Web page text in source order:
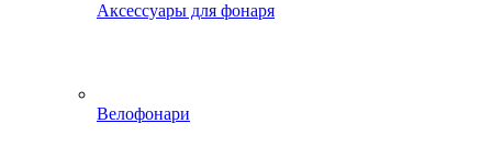
Аксессуары для фонаря
Велофонари